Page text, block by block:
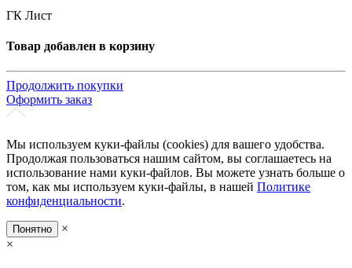
ГК Лист
Товар добавлен в корзину
Продолжить покупки
Оформить заказ
Мы используем куки-файлы (cookies) для вашего удобства.
Продолжая пользоваться нашим сайтом, вы соглашаетесь на
использование нами куки-файлов. Вы можете узнать больше о
том, как мы используем куки-файлы, в нашей Политике
конфиденциальности.
Понятно
×
×